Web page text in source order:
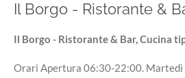
Il Borgo - Ristorante &
Il Borgo - Ristorante & Bar, Cucina
Orari Apertura 06:30-22:00. Martedì